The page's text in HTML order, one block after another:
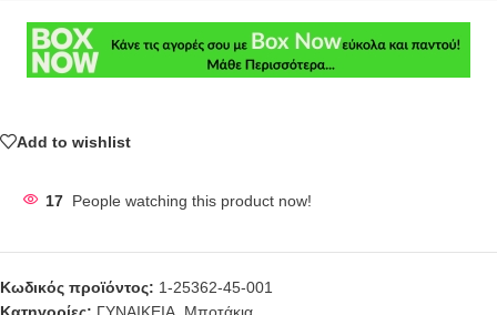
Add to wishlist
17 People watching this product now!
Κωδικός προϊόντος: 1-25362-45-001